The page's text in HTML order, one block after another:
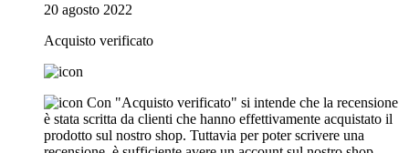
20 agosto 2022
Acquisto verificato
Con "Acquisto verificato" si intende che la recensione
è stata scritta da clienti che hanno effettivamente acquistato il
prodotto sul nostro shop. Tuttavia per poter scrivere una